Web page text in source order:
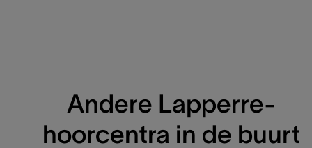
Andere Lapperre-
hoorcentra in de buurt